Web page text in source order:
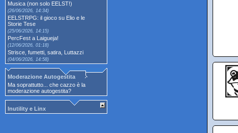
Musica (non solo EELST!)
(26/06/2026, 14:34)
EELSTRPG: il gioco su Elio e le
Storie Tese
(25/06/2026, 14:15)
PercFest a Laigueja!
(12/06/2026, 01:18)
Strisce, fumetti, satira, Luttazzi
(04/06/2026, 14:58)
Moderazione Autogestita
Ma soprattutto... che cazzo è la
moderazione autogestita?
Inutility e Linx